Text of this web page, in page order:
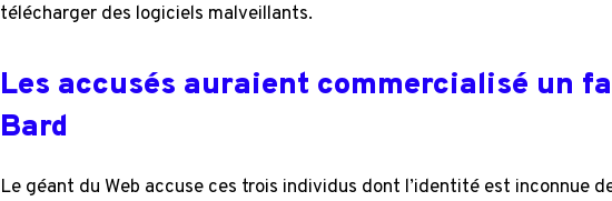
télécharger des logiciels malveillants.
Les accusés auraient commercialisé un
Bard
Le géant du Web accuse ces trois individus dont l’identité est inconnue